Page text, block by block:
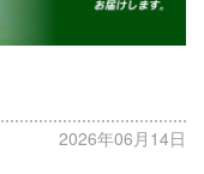
2026年06月14日